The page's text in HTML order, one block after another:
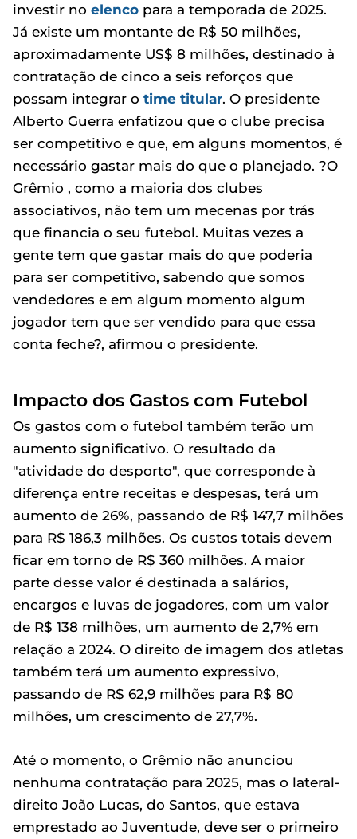
investir no elenco para a temporada de 2025.
Já existe um montante de R$ 50 milhões,
aproximadamente US$ 8 milhões, destinado à
contratação de cinco a seis reforços que
possam integrar o time titular. O presidente
Alberto Guerra enfatizou que o clube precisa
ser competitivo e que, em alguns momentos, é
necessário gastar mais do que o planejado. ?O
Grêmio , como a maioria dos clubes
associativos, não tem um mecenas por trás
que financia o seu futebol. Muitas vezes a
gente tem que gastar mais do que poderia
para ser competitivo, sabendo que somos
vendedores e em algum momento algum
jogador tem que ser vendido para que essa
conta feche?, afirmou o presidente.
Impacto dos Gastos com Futebol
Os gastos com o futebol também terão um
aumento significativo. O resultado da
"atividade do desporto", que corresponde à
diferença entre receitas e despesas, terá um
aumento de 26%, passando de R$ 147,7 milhões
para R$ 186,3 milhões. Os custos totais devem
ficar em torno de R$ 360 milhões. A maior
parte desse valor é destinada a salários,
encargos e luvas de jogadores, com um valor
de R$ 138 milhões, um aumento de 2,7% em
relação a 2024. O direito de imagem dos atletas
também terá um aumento expressivo,
passando de R$ 62,9 milhões para R$ 80
milhões, um crescimento de 27,7%.
Até o momento, o Grêmio não anunciou
nenhuma contratação para 2025, mas o lateral-
direito João Lucas, do Santos, que estava
emprestado ao Juventude, deve ser o primeiro